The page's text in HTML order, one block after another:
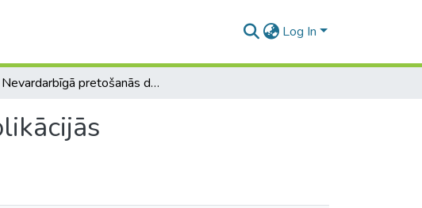
Log In
Nevardarbīgā pretošanās dokumentos un publikācijās